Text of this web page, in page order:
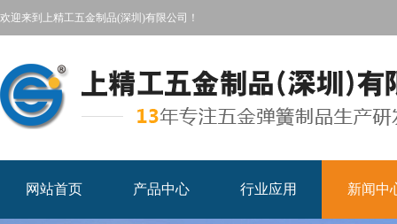
欢迎来到上精工五金制品(深圳)有限公司！
网站首页 产品中心 行业应用 新闻中